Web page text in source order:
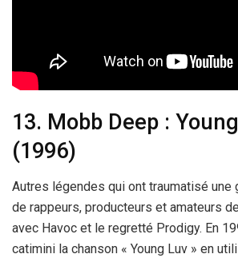
13. Mobb Deep :
(1996)
Autres légendes qui ont traumatisé une
de rappeurs, producteurs et amateurs
avec Havoc et le regretté Prodigy. En
catimini la chanson « Young Luv » en